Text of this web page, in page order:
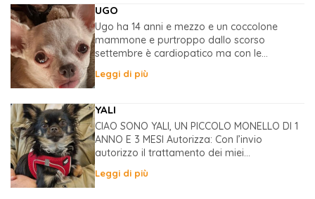
UGO
Ugo ha 14 anni e mezzo e un coccolone
mammone e purtroppo dallo scorso
settembre è cardiopatico ma con le...
Leggi di più
YALI
CIAO SONO YALI, UN PICCOLO MONELLO DI 1
ANNO E 3 MESI Autorizza: Con l’invio
autorizzo il trattamento dei miei...
Leggi di più